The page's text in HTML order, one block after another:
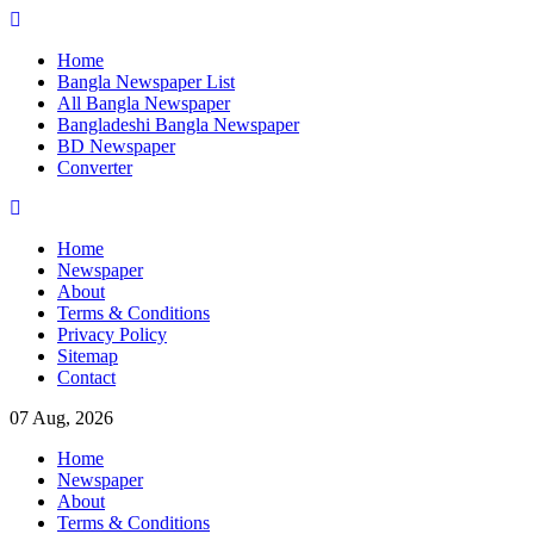
Skip
contentHome
Bangla Newspaper List
All Bangla Newspaper
Bangladeshi Bangla Newspaper
BD Newspaper
Converter
Home
Newspaper
About
Terms & Conditions
Privacy Policy
Sitemap
Contact
07 Aug, 2026
Home
Newspaper
About
Terms & Conditions